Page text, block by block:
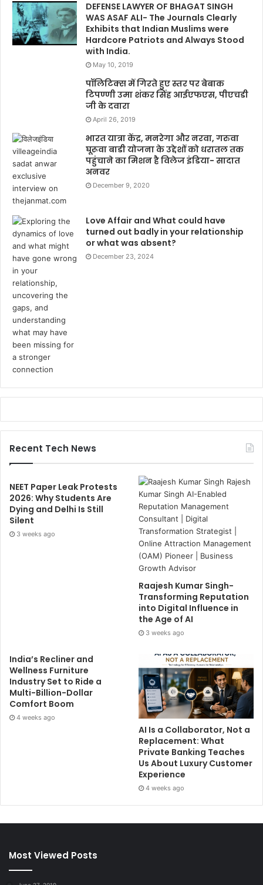
DEFENSE LAWYER OF BHAGAT SINGH
WAS ASAF ALI- The Journals Clearly
Exhibits that Indian Muslims were
Hardcore Patriots and Always Stood
with India.
May 10, 2019
पॉलिटिक्स में गिरते हुए स्तर पर बेबाक
टिपण्णी उमा शंकर सिंह आईएफएस, पीएचडी
जी के दवारा
April 26, 2019
भारत यात्रा केंद्र, मनरेगा और नरवा, गरुवा
घूरूवा बाडी योजना के उद्देशों को धरातल तक
पहुंचाने का मिशन है विलेज इंडिया- सादात
अनवर
December 9, 2020
Love Affair and What could have
turned out badly in your relationship
or what was absent?
December 23, 2024
Recent Tech News
NEET Paper Leak Protests
2026: Why Students Are
Dying and Delhi Is Still
Silent
3 weeks ago
Raajesh Kumar Singh-
Transforming Reputation
into Digital Influence in
the Age of AI
3 weeks ago
India’s Recliner and
Wellness Furniture
Industry Set to Ride a
Multi-Billion-Dollar
Comfort Boom
4 weeks ago
AI Is a Collaborator, Not a
Replacement: What
Private Banking Teaches
Us About Luxury Customer
Experience
4 weeks ago
Most Viewed Posts